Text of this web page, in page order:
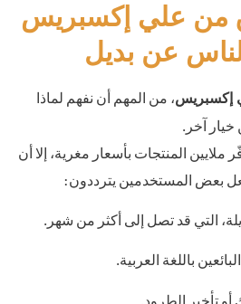
من علي إكسبريس
عن بديل
إكسبريس، من المهم أن نفهم لماذا
آخر.
المنتجات بأسعار مغرية، إلا أن
بعض المستخدمين يترددون:
التي قد تصل إلى أكثر من شهر.
باللغة العربية.
تأخير الطرود.